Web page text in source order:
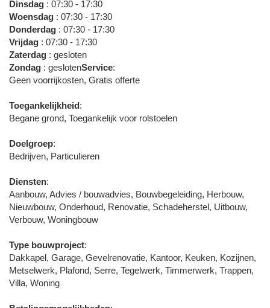
Dinsdag : 07:30 - 17:30
Woensdag : 07:30 - 17:30
Donderdag : 07:30 - 17:30
Vrijdag : 07:30 - 17:30
Zaterdag : gesloten
Zondag : geslotenService:
Geen voorrijkosten, Gratis offerte
Toegankelijkheid:
Begane grond, Toegankelijk voor rolstoelen
Doelgroep:
Bedrijven, Particulieren
Diensten:
Aanbouw, Advies / bouwadvies, Bouwbegeleiding, Herbouw,
Nieuwbouw, Onderhoud, Renovatie, Schadeherstel, Uitbouw,
Verbouw, Woningbouw
Type bouwproject:
Dakkapel, Garage, Gevelrenovatie, Kantoor, Keuken, Kozijnen,
Metselwerk, Plafond, Serre, Tegelwerk, Timmerwerk, Trappen,
Villa, Woning